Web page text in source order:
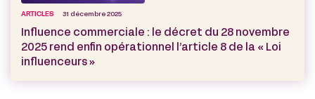
ARTICLES 31 décembre 2025
Influence commerciale : le décret du 28 novembre
2025 rend enfin opérationnel l’article 8 de la « Loi
influenceurs »